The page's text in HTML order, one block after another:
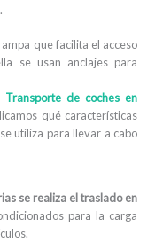
que facilita el acceso
se usan anclajes para
Transporte de coches en
qué características
utiliza para llevar a cabo
se realiza el traslado en
para la carga